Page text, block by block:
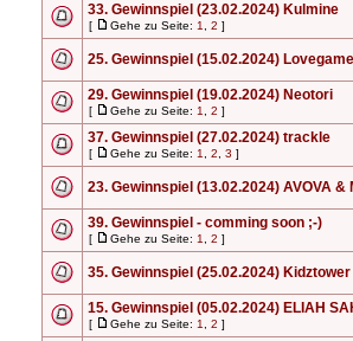
33. Gewinnspiel (23.02.2024) Kulmine
[ Gehe zu Seite: 1 2 ]
25. Gewinnspiel (15.02.2024) Lovegame
29. Gewinnspiel (19.02.2024) Neotori
[ Gehe zu Seite: 1 2 ]
37. Gewinnspiel (27.02.2024) trackle
[ Gehe zu Seite: 1 2 3 ]
23. Gewinnspiel (13.02.2024) AVOVA &
39. Gewinnspiel - comming soon ;-)
[ Gehe zu Seite: 1 2 ]
35. Gewinnspiel (25.02.2024)
15. Gewinnspiel (05.02.2024) ELIAH
[ Gehe zu Seite: 1 2 ]